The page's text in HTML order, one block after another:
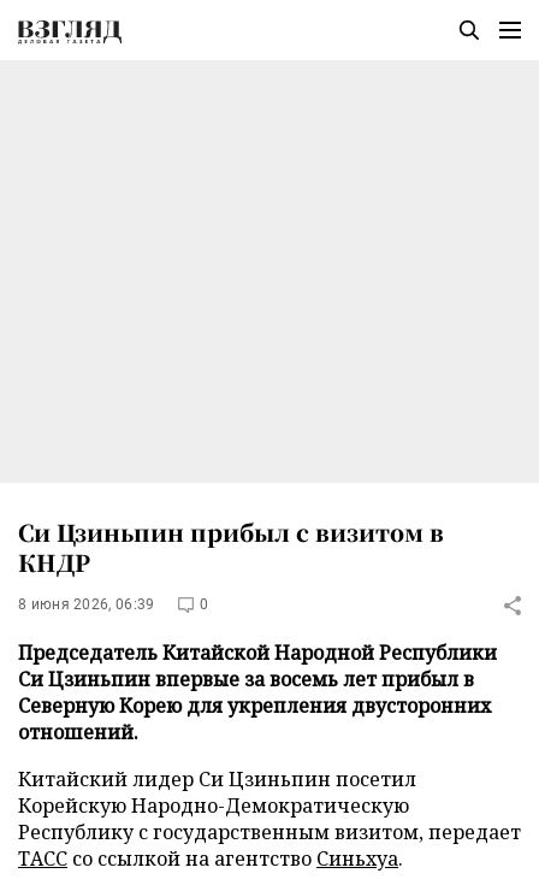
Си Цзиньпин прибыл с визитом в
КНДР
8 июня 2026, 06:39 0
Председатель Китайской Народной Республики
Си Цзиньпин впервые за восемь лет прибыл в
Северную Корею для укрепления двусторонних
отношений.
Китайский лидер Си Цзиньпин посетил
Корейскую Народно-Демократическую
Республику с государственным визитом, передает
ТАСС со ссылкой на агентство Синьхуа.